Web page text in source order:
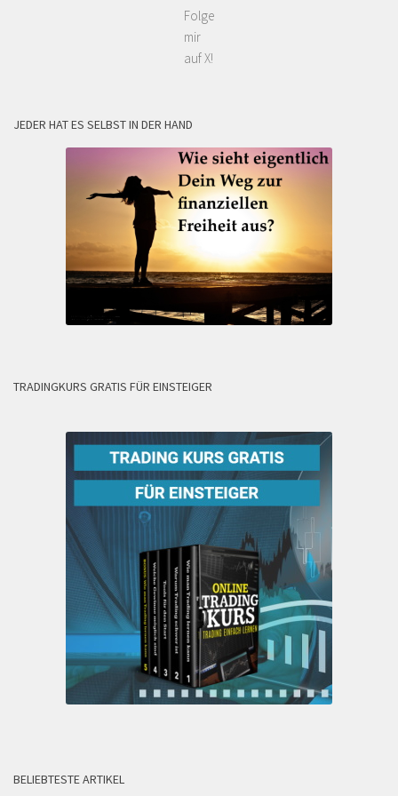
Folge
mir
auf X!
JEDER HAT ES SELBST IN DER HAND
TRADINGKURS GRATIS FÜR EINSTEIGER
BELIEBTESTE ARTIKEL